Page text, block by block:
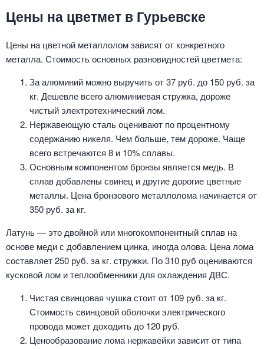
Цены на цветмет в Гурьевске
Цены на цветной металлолом зависят от конкретного
металла. Стоимость основных разновидностей цветмета:
За алюминий можно выручить от 37 руб. до 150 руб. за
кг. Дешевле всего алюминиевая стружка, дороже
чистый электротехнический лом.
Нержавеющую сталь оценивают по процентному
содержанию никеля. Чем больше, тем дороже. Чаще
всего встречаются 8 и 10% сплавы.
Основным компонентом бронзы является медь. В
сплав добавлены свинец и другие дорогие цветные
металлы. Цена бронзового металлолома начинается от
350 руб. за кг.
Латунь — это двойной или многокомпонентный сплав на
основе меди с добавлением цинка, иногда олова. Цена лома
составляет 250 руб. за кг. стружки. По 310 руб оцениваются
кусковой лом и теплообменники для охлаждения ДВС.
Чистая свинцовая чушка стоит от 109 руб. за кг.
Стоимость свинцовой оболочки электрического
провода может доходить до 120 руб.
Ценообразование лома нержавейки зависит от типа